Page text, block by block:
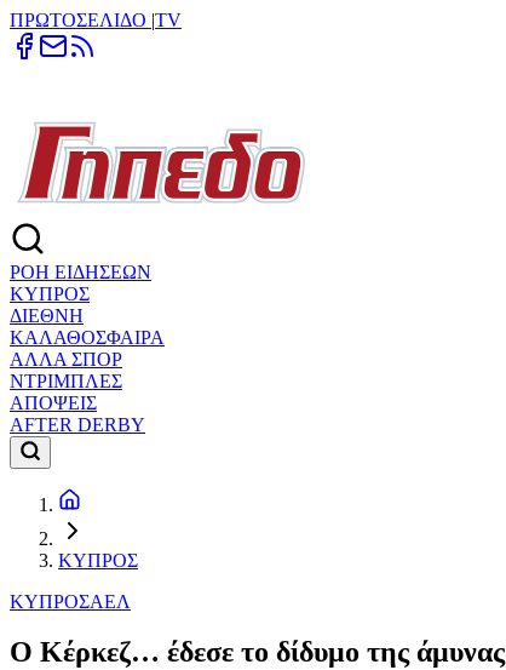
ΠΡΩΤΟΣΕΛΙΔΟ |TV
ΡΟΗ ΕΙΔΗΣΕΩΝ
ΚΥΠΡΟΣ
ΔΙΕΘΝΗ
ΚΑΛΑΘΟΣΦΑΙΡΑ
ΑΛΛΑ ΣΠΟΡ
ΝΤΡΙΜΠΛΕΣ
ΑΠΟΨΕΙΣ
AFTER DERBY
ΚΥΠΡΟΣ
ΚΥΠΡΟΣΑΕΛ
Ο Κέρκεζ… έδεσε το δίδυμο της άμυνας